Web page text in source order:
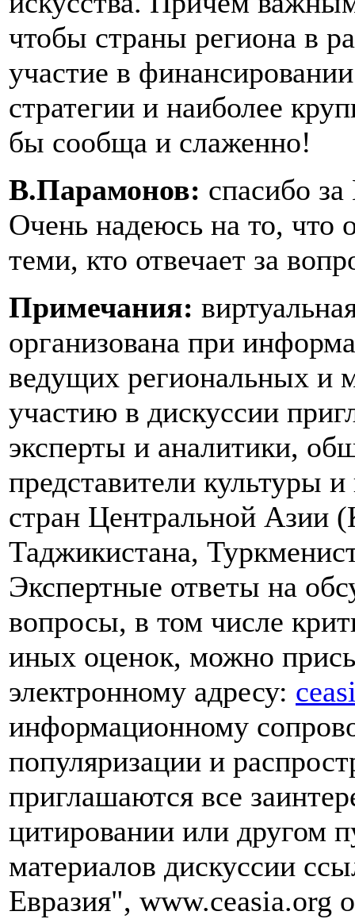
чтобы страны региона в
участие в
стратегии и наиболее
бы сообща и слаженно!
В.Парамонов: спасибо
Очень надеюсь на то, что
теми, кто отвечает за
Примечания:
организована при
ведущих региональных
участию в дискуссии
эксперты и аналитики,
представители культуры
стран Центральной Азии
Таджикистана,
Экспертные ответы на
вопросы, в том числе
иных оценок, можно
электронному адресу:
информационному
популяризации и
приглашаются все
цитировании или другом
материалов дискуссии
Евразия", www.ceasia.org